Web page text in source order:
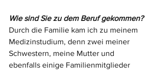
Wie sind Sie zu dem Beruf gekommen?
Durch die Familie kam ich zu meinem
Medizinstudium, denn zwei meiner
Schwestern, meine Mutter und
ebenfalls einige Familienmitglieder